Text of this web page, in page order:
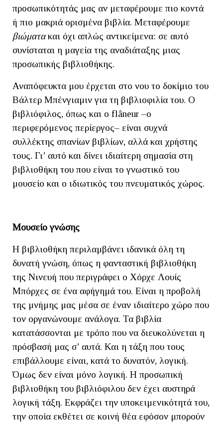
προσωπικότητάς μας αν μεταφέρουμε πιο κοντά
ή πιο μακριά ορισμένα βιβλία. Μεταφέρουμε
βιώματακαι όχι απλώς αντικείμενα: σε αυτό
συνίσταται η μαγεία της αναδιάταξης μιας
προσωπικής βιβλιοθήκης.
Αναπόφευκτα μου έρχεται στο νου το δοκίμιο του
Βάλτερ Μπένγιαμιν για τη βιβλιοφιλία του. Ο
βιβλιόφιλος, όπως και ο flâneur –ο
περιφερόμενος περίεργος– είναι συχνά
συλλέκτης σπανίων βιβλίων, αλλά και χρήστης
τους. Γι’ αυτό και δίνει ιδιαίτερη σημασία στη
βιβλιοθήκη του που είναι το γνωστικό του
μουσείο και ο ιδιωτικός του πνευματικός χώρος.
Μουσείο γνώσης
Η βιβλιοθήκη περιλαμβάνει ιδανικά όλη τη
δυνατή γνώση, όπως η φανταστική βιβλιοθήκη
της Νινευή που περιγράφει ο Χόρχε Λουίς
Μπόρχες σε ένα αφήγημά του. Είναι η προβολή
της μνήμης μας μέσα σε έναν ιδιαίτερο χώρο που
τον οργανώνουμε ανάλογα. Τα βιβλία
κατατάσσονται με τρόπο που να διευκολύνεται η
πρόσβασή μας σ’ αυτά. Και η τάξη που τους
επιβάλλουμε είναι, κατά το δυνατόν, λογική.
Όμως δεν είναι μόνο λογική. Η προσωπική
βιβλιοθήκη του βιβλιόφιλου δεν έχει αυστηρά
λογική τάξη. Εκφράζει την υποκειμενικότητά του,
την οποία εκθέτει σε κοινή θέα εφόσον μπορούν